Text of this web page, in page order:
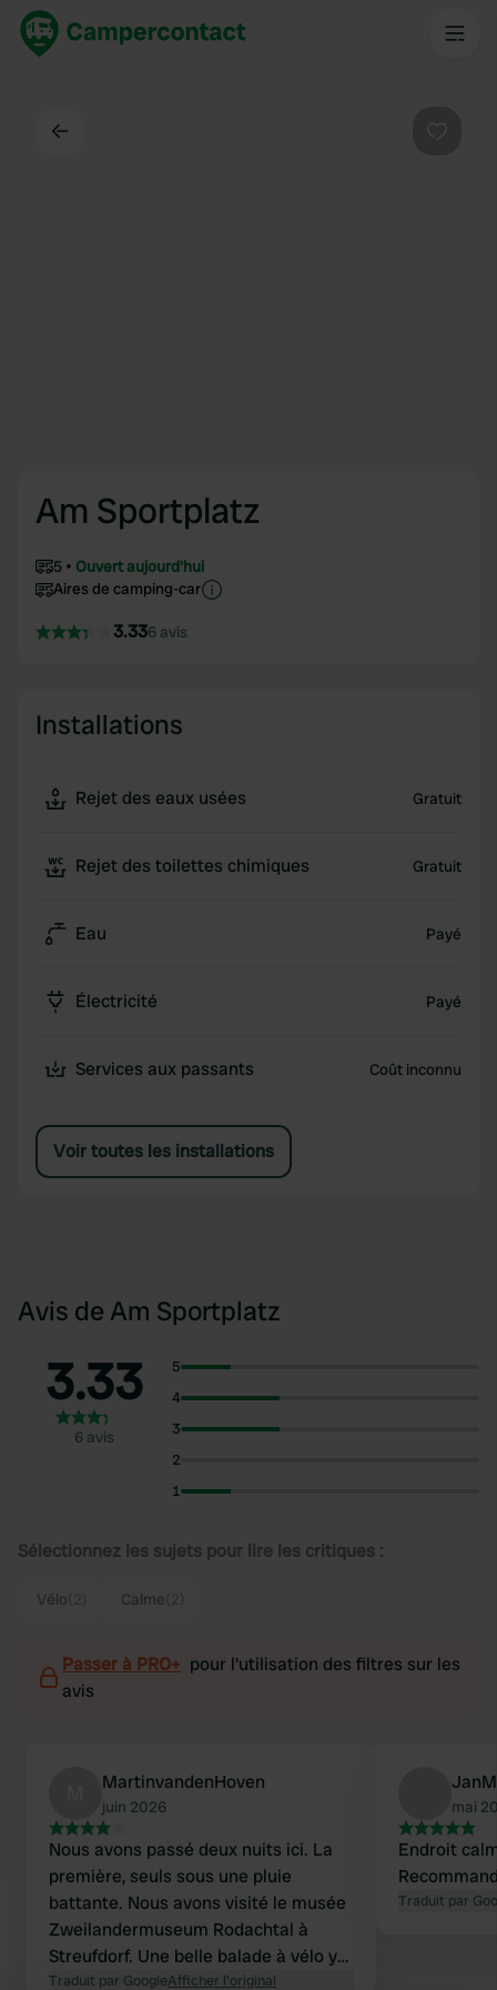
Am Sportplatz
5
Ouvert aujourd'hui
Aires de camping-car
3.336 avis
Installations
Rejet des eaux usées Gratuit
Rejet des toilettes chimiques Gratuit
Eau Payé
Électricité Payé
Services aux passants Coût inconnu
Voir toutes les installations
Avis de Am Sportplatz
3.33
6 avis
5
4
3
2
1
Sélectionnez les sujets pour lire les critiques :
Vélo Calme
Passer à PRO+ pour l'utilisation des filtres sur les
avis
MartinvandenHoven
juin 2026
Nous avons passé deux nuits ici. La
première, seuls sous une pluie
battante. Nous avons visité le musée
Zweilandermuseum Rodachtal à
Streufdorf. Une belle balade à vélo y
mène. Un magasin Edeka avec une
Traduit par GoogleAfficher l'original
mai
Endroit
Traduit par